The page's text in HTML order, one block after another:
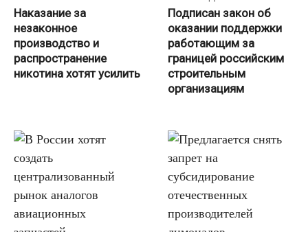
Наказание за
незаконное
производство и
распространение
никотина хотят усилить
Подписан закон об
оказании поддержки
работающим за
границей российским
строительным
организациям